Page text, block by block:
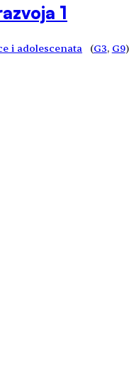
1
i adolescenata (G3, G9)